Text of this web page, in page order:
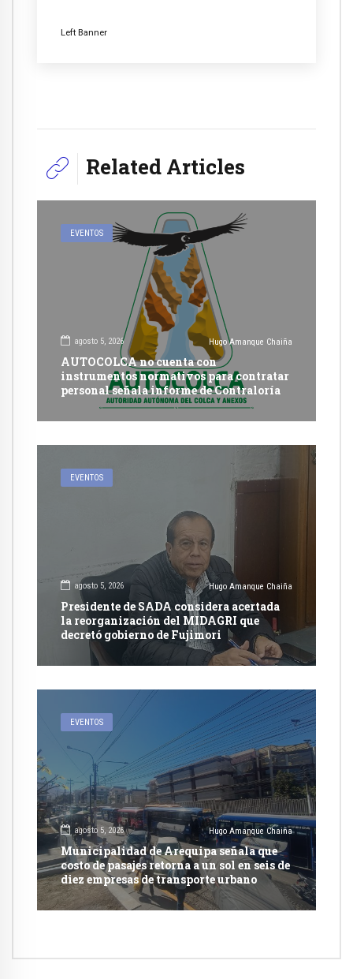
Left Banner
Related Articles
EVENTOS
agosto 5, 2026 Hugo Amanque Chaiña
AUTOCOLCA no cuenta con
instrumentos normativos para contratar
personal señala informe de Contraloría
EVENTOS
agosto 5, 2026 Hugo Amanque Chaiña
Presidente de SADA considera acertada
la reorganización del MIDAGRI que
decretó gobierno de Fujimori
EVENTOS
agosto 5, 2026 Hugo Amanque Chaiña
Municipalidad de Arequipa señala que
costo de pasajes retorna a un sol en seis de
diez empresas de transporte urbano